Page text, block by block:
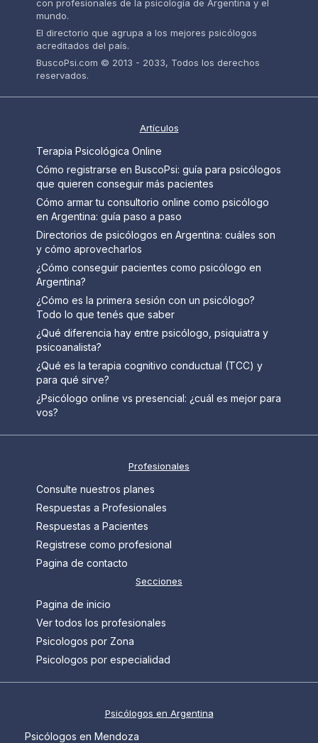
con profesionales de la psicología de Argentina y el
mundo.
El directorio que agrupa a los mejores psicólogos
acreditados del país.
BuscoPsi.com © 2013 - 2033, Todos los derechos
reservados.
Artículos
Terapia Psicológica Online
Cómo registrarse en BuscoPsi: guía para psicólogos
que quieren conseguir más pacientes
Cómo armar tu consultorio online como psicólogo
en Argentina: guía paso a paso
Directorios de psicólogos en Argentina: cuáles son
y cómo aprovecharlos
¿Cómo conseguir pacientes como psicólogo en
Argentina?
¿Cómo es la primera sesión con un psicólogo?
Todo lo que tenés que saber
¿Qué diferencia hay entre psicólogo, psiquiatra y
psicoanalista?
¿Qué es la terapia cognitivo conductual (TCC) y
para qué sirve?
¿Psicólogo online vs presencial: ¿cuál es mejor para
vos?
Profesionales
Consulte nuestros planes
Respuestas a Profesionales
Respuestas a Pacientes
Registrese como profesional
Pagina de contacto
Secciones
Pagina de inicio
Ver todos los profesionales
Psicologos por Zona
Psicologos por especialidad
Psicólogos en Argentina
Psicólogos en Mendoza